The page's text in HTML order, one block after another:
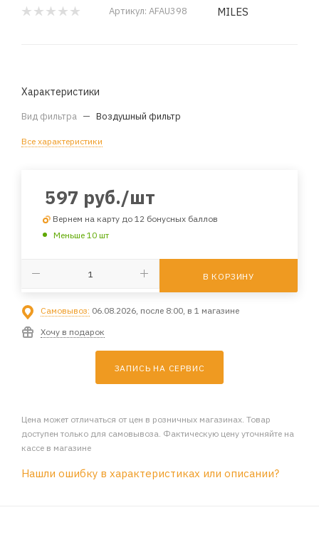
Артикул: AFAU398 MILES
Характеристики
Вид фильтра — Воздушный фильтр
Все характеристики
597 руб./шт
Вернем на карту до 12 бонусных баллов
Меньше 10 шт
В КОРЗИНУ
Самовывоз: 06.08.2026, после 8:00, в 1 магазине
Хочу в подарок
ЗАПИСЬ НА СЕРВИС
Цена может отличаться от цен в розничных магазинах. Товар
доступен только для самовывоза. Фактическую цену уточняйте на
кассе в магазине
Нашли ошибку в характеристиках или описании?